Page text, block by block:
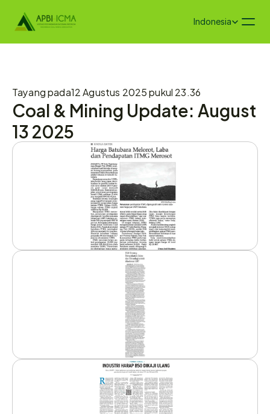
Select Language
Indonesia
Tayang pada12 Agustus 2025 pukul 23.36
Coal & Mining Update: August
13 2025